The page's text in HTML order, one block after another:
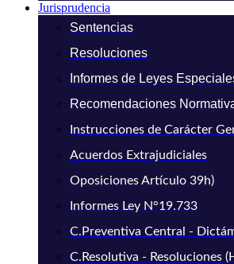
Jurisprudencia
Sentencias
Resoluciones
Informes de Leyes
Recomendaciones
Instrucciones de Carácter
Acuerdos Extrajudiciales
Oposiciones Artículo 39h)
Informes Ley N°19.733
C.Preventiva Central -
C.Resolutiva - Resoluciones